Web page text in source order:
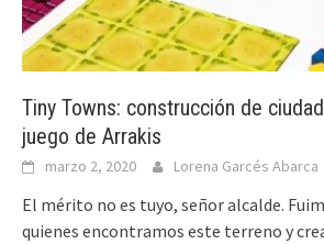
Tiny Towns: construcción de
juego de Arrakis
marzo 2, 2020 Lorena Garcés Abarca
El mérito no es tuyo, señor alcalde.
quienes encontramos este terreno y